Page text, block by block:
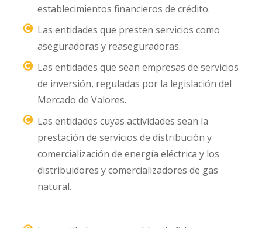
establecimientos financieros de crédito.
Las entidades que presten servicios como
aseguradoras y reaseguradoras.
Las entidades que sean empresas de servicios
de inversión, reguladas por la legislación del
Mercado de Valores.
Las entidades cuyas actividades sean la
prestación de servicios de distribución y
comercialización de energía eléctrica y los
distribuidores y comercializadores de gas
natural.